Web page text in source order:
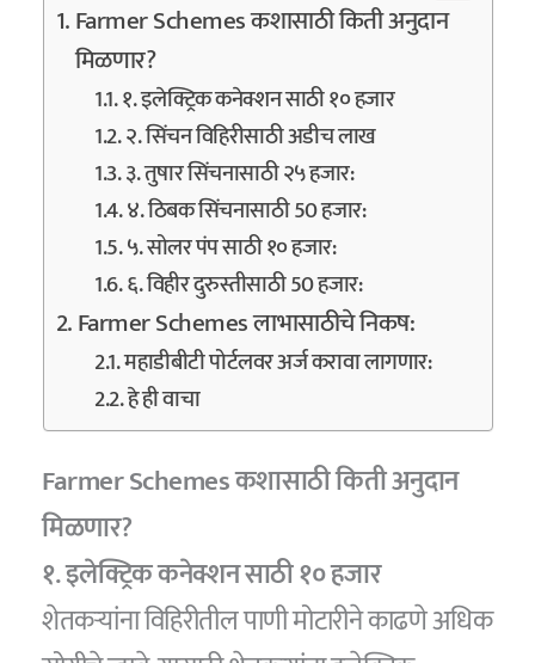
Farmer Schemes कशासाठी किती अनुदान
मिळणार?
१. इलेक्ट्रिक कनेक्शन साठी १० हजार
२. सिंचन विहिरीसाठी अडीच लाख
३. तुषार सिंचनासाठी २५ हजार:
४. ठिबक सिंचनासाठी 50 हजार:
५. सोलर पंप साठी १० हजार:
६. विहीर दुरुस्तीसाठी 50 हजार:
Farmer Schemes लाभासाठीचे निकष:
महाडीबीटी पोर्टलवर अर्ज करावा लागणार:
हे ही वाचा
Farmer Schemes कशासाठी किती अनुदान
मिळणार?
१. इलेक्ट्रिक कनेक्शन साठी १० हजार
शेतकऱ्यांना विहिरीतील पाणी मोटारीने काढणे अधिक